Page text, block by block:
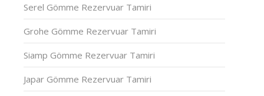
Serel Gömme Rezervuar Tamiri
Grohe Gömme Rezervuar Tamiri
Siamp Gömme Rezervuar Tamiri
Japar Gömme Rezervuar Tamiri